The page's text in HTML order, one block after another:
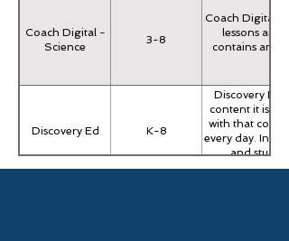
Coach Digital -
Science
3-8
Coach Digital
lessons and
contains an
Discovery Ed K-8
Discovery
content it is
with that
every day. In
and